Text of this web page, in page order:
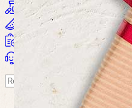
Compléments alimentaires
Bien-être